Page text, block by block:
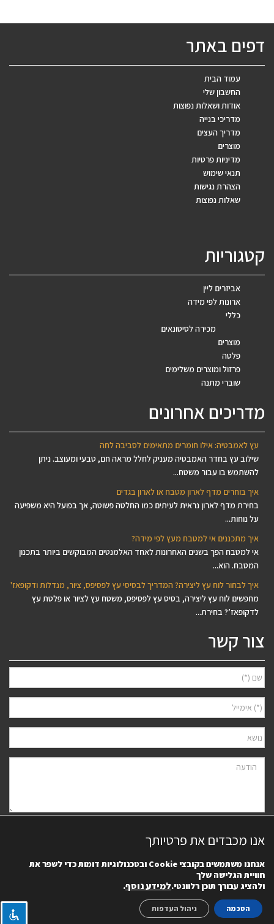
דפים באתר
עמוד הבית
החשבון שלי
אודות ושאלות נפוצות
מדריכי בנייה
מדריך העצים
מוצרים
מדיניות פרטיות
תנאי שימוש
הצהרת נגישות
שאלות נפוצות
קטגוריות
אביזרים ליין
ארונות לפי מידה
כללי
מכירה לסיטונאים
מוצרים
פלטה
פרזול ומוצרים משלימים
שוברי מתנה
מדריכים אחרונים
עץ לאמבטיה: אילו חומרים מתאימים לסביבה לחה
שילוב עץ בחדר האמבטיה מעניק לחלל מראה חם, טבעי ומעוצב. ניתן
להשתמש בו עבור משטח...
איך בוחרים מדף לארון מטבח או לארון בגדים
בחירת מדף לארון נראית לעיתים כמו החלטה פשוטה, אך בפועל היא משפיעה
על נוחות...
איך מתכננים אי למטבח מעץ לפי מידה?
אי למטבח הפך בשנים האחרונות לאחד האלמנטים המבוקשים ביותר בתכנון
המטבח. הוא...
איך לבחור לוח עץ ליצירה? המדריך לבסיסי עץ לפסיפס, ציור, מנדלות ודקופאז'
מחפשים לוח עץ ליצירה, בסיס עץ לפסיפס, משטח עץ לציור או פלטת עץ
לדקופאז’? בחירת...
צור קשר
הפרטיותשל האתר. ידוע לי שאוכל לבטל את הרישום בכל עת.
אנו מכבדים את פרטיותך
אנחנו משתמשים בקובציCookie ובטכנולוגיות דומות כדי לשפר את
חוויית הגלישה שלך
ולהציג עבורך תוכן רלוונטי.למידע נוסף.
הסכמה ניהול העדפות